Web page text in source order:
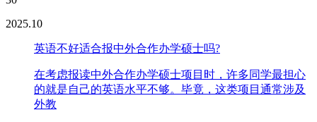
2025.10
英语不好适合报中外合作办学硕士吗?
在考虑报读中外合作办学硕士项目时，许多同学最担心
的就是自己的英语水平不够。毕竟，这类项目通常涉及
外教